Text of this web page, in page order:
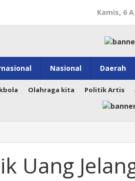
Kamis, 6
Nasional Daerah
Olahraga kita Politik Artis
Uang